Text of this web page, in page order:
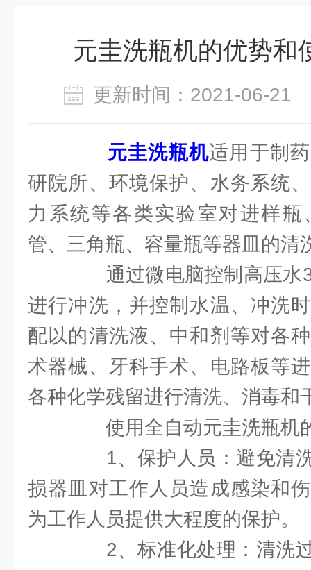
元圭洗瓶机的优势和
更新时间：2021-06-
元圭洗瓶机适用于制
研院所、环境保护、水务系统
力系统等各类实验室对进样
管、三角瓶、容量瓶等器皿的清
通过微电脑控制高压水
进行冲洗，并控制水温、冲洗
配以的清洗液、中和剂等对各
术器械、牙科手术、电路板等
各种化学残留进行清洗、消毒和
使用全自动元圭洗瓶机
1、保护人员：避免清洗
损器皿对工作人员造成感染和
为工作人员提供大程度的保护。
2、标准化处理：清洗过